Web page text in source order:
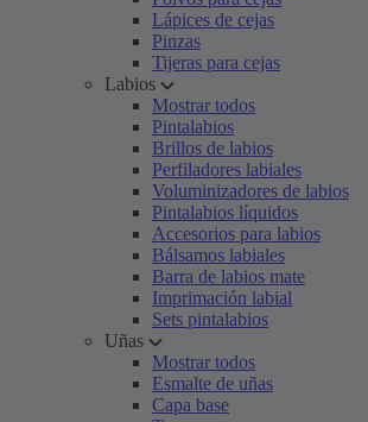
Lápices de cejas
Pinzas
Tijeras para cejas
Labios
Mostrar todos
Pintalabios
Brillos de labios
Perfiladores labiales
Voluminizadores de labios
Pintalabios líquidos
Accesorios para labios
Bálsamos labiales
Barra de labios mate
Imprimación labial
Sets pintalabios
Uñas
Mostrar todos
Esmalte de uñas
Capa base